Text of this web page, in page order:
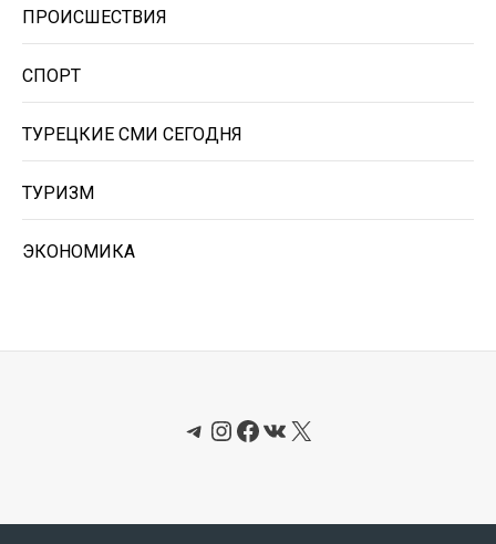
ПРОИСШЕСТВИЯ
СПОРТ
ТУРЕЦКИЕ СМИ СЕГОДНЯ
ТУРИЗМ
ЭКОНОМИКА
Telegram
Instagram
Facebook
ВКонтакте
X